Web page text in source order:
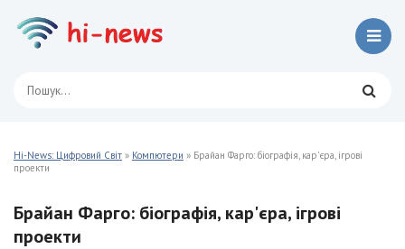
Hi-News: Цифровий Світ » Компютери » Брайан Фарго: біографія, кар'єра, ігрові
проекти
Брайан Фарго: біографія, кар'єра, ігрові
проекти